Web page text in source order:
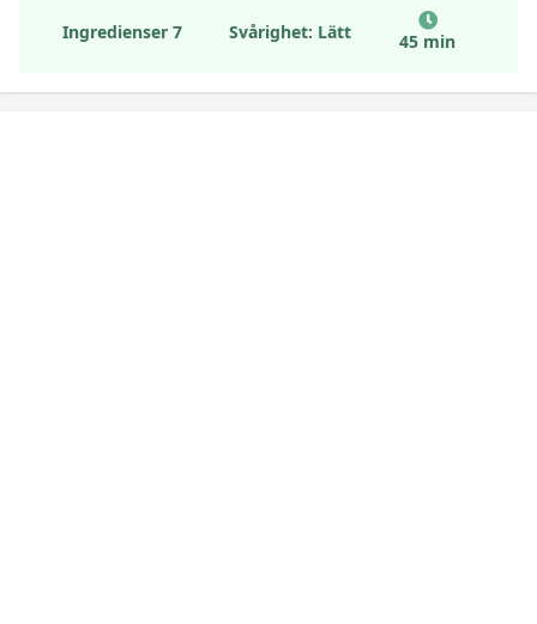
Ingredienser 7 Svårighet: Lätt 45 min